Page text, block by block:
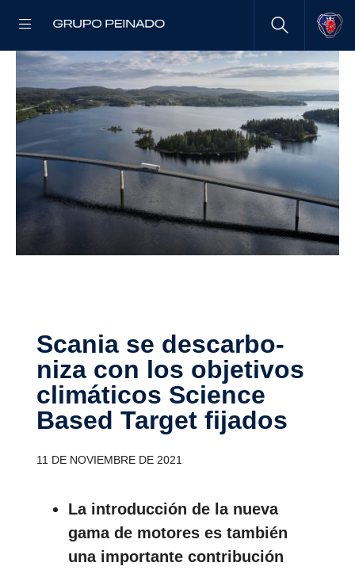
Scania se descar­bo­
niza con los objetivos
climá­ticos Science
Based Target fijados
11 DE NOVIEMBRE DE 2021
La introducción de la nueva
gama de motores es también
una importante contribución